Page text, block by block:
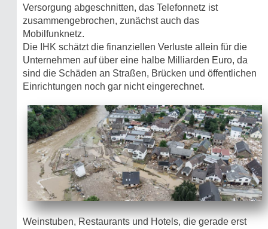
Versorgung abgeschnitten, das Telefonnetz ist
zusammengebrochen, zunächst auch das
Mobilfunknetz.
Die IHK schätzt die finanziellen Verluste allein für die
Unternehmen auf über eine halbe Milliarden Euro, da
sind die Schäden an Straßen, Brücken und öffentlichen
Einrichtungen noch gar nicht eingerechnet.
Weinstuben, Restaurants und Hotels, die gerade erst